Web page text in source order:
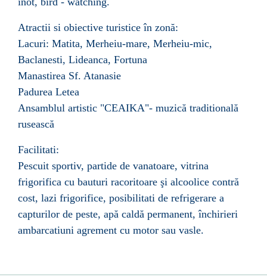
Atractii si obiective turistice în zonă:
Lacuri: Matita, Merheiu-mare, Merheiu-mic,
Baclanesti, Lideanca, Fortuna
Manastirea Sf. Atanasie
Padurea Letea
Ansamblul artistic "CEAIKA"- muzică traditională
rusească
Facilitati:
Pescuit sportiv, partide de vanatoare, vitrina
frigorifica cu bauturi racoritoare şi alcoolice contră
cost, lazi frigorifice, posibilitati de refrigerare a
capturilor de peste, apă caldă permanent, închirieri
ambarcatiuni agrement cu motor sau vasle.